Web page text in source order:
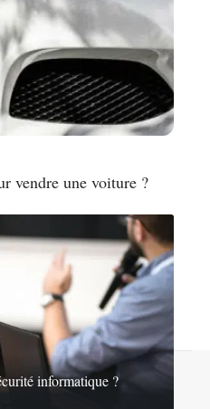
vendre une voiture ?
informatique ?
légales Sitemap